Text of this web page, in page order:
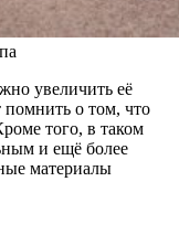
увеличить её
помнить о том, что
того, в таком
и ещё более
материалы